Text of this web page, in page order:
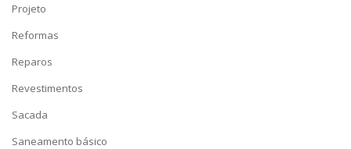
Projeto
Reformas
Reparos
Revestimentos
Sacada
Saneamento básico